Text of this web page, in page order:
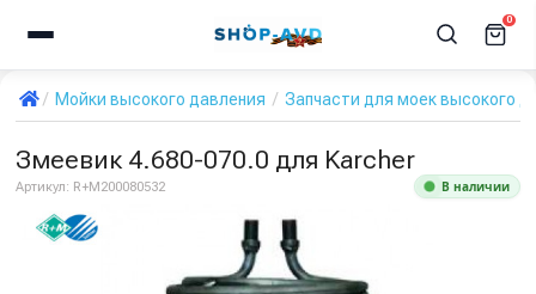
0
Мойки высокого давления Запчасти для моек высокого
Змеевик 4.680-070.0 для Karcher
Артикул: R+M200080532 В наличии